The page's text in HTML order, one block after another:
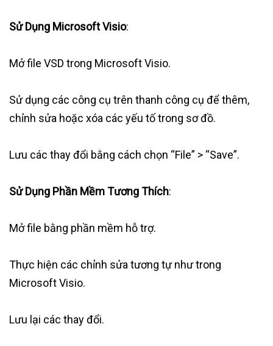
Sử Dụng Microsoft Visio:
Mở file VSD trong Microsoft Visio.
Sử dụng các công cụ trên thanh công cụ để thêm,
chỉnh sửa hoặc xóa các yếu tố trong sơ đồ.
Lưu các thay đổi bằng cách chọn “File” > “Save”.
Sử Dụng Phần Mềm Tương Thích:
Mở file bằng phần mềm hỗ trợ.
Thực hiện các chỉnh sửa tương tự như trong
Microsoft Visio.
Lưu lại các thay đổi.